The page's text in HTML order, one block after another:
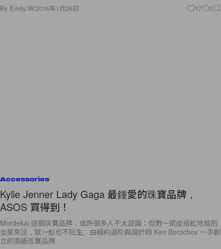
By Emily.W/2016年1月26日 17 0
Accessories
Kylie Jenner Lady Gaga 最鍾愛的珠寶品牌，
ASOS 買得到！
Mordekai 這個珠寶品牌，或許很多人不太認識；但對一眾縱橫紅地毯的
女星來說，就一點也不陌生。由紐約造形與設計師 Ken Borochov 一手創
立的高級珠寶品牌